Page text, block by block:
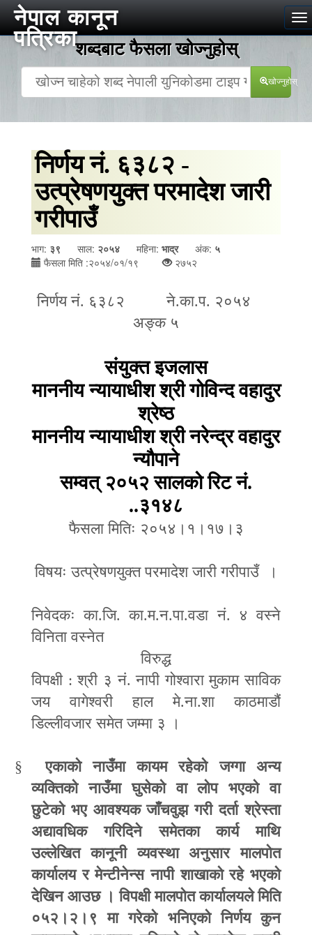
नेपाल कानून
पत्रिकाशब्दबाट फैसला खोज्‍नुहोस्
खोज्‍नुहोस्
निर्णय नं. ६३८२ -
उत्प्रेषणयुक्त परमादेश जारी
गरीपाउँ
भाग: ३९ साल: २०५४ महिना: भाद्र अंक: ५
फैसला मिति :२०५४/०१/१९
२७५२
निर्णय नं. ६३८२ ने.का.प. २०५४
अङ्क ५
संयुक्त इजलास
माननीय न्यायाधीश श्री गोविन्द वहादुर
श्रेष्ठ
माननीय न्यायाधीश श्री नरेन्द्र वहादुर
न्यौपाने
सम्वत् २०५२ सालको रिट नं.
..३१४८
फैसला मितिः २०५४।१।१७।३
विषयः उत्प्रेषणयुक्त परमादेश जारी गरीपाउँ ।
निवेदकः का.जि. का.म.न.पा.वडा नं. ४ वस्ने
विनिता वस्नेत
विरुद्ध
विपक्षी : श्री ३ नं. नापी गोश्वारा मुकाम साविक
जय वागेश्वरी हाल मे.ना.शा काठमाडौं
डिल्लीवजार समेत जम्मा ३ ।
§
एकाको नाउँमा कायम रहेको जग्गा अन्य
व्यक्तिको नाउँमा घुसेको वा लोप भएको वा
छुटेको भए आवश्यक जाँचवुझ गरी दर्ता श्रेस्ता
अद्यावधिक गरिदिने समेतका कार्य माथि
उल्लेखित कानूनी व्यवस्था अनुसार मालपोत
कार्यालय र मेन्टीनेन्स नापी शाखाको रहे भएको
देखिन आउछ । विपक्षी मालपोत कार्यालयले मिति
०५२।२।९ मा गरेको भनिएको निर्णय कुन